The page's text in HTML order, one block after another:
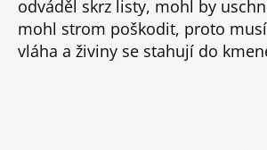
odváděl skrz listy, mohl by
mohl strom poškodit, proto
vláha a živiny se stahují do